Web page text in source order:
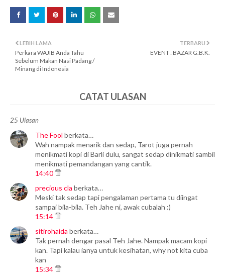
TERBARU
EVENT : BAZAR G.B.K.
LEBIH LAMA
Perkara WAJIB Anda Tahu
Sebelum Makan Nasi Padang /
Minang di Indonesia
CATAT ULASAN
25 Ulasan
The Fool berkata…
Wah nampak menarik dan sedap, Tarot juga pernah
menikmati kopi di Barli dulu, sangat sedap dinikmati sambil
menikmati pemandangan yang cantik.
14:40
precious cla berkata…
Meski tak sedap tapi pengalaman pertama tu diingat
sampai bila-bila. Teh Jahe ni, awak cubalah :)
15:14
sitirohaida berkata…
Tak pernah dengar pasal Teh Jahe. Nampak macam kopi
kan. Tapi kalau ianya untuk kesihatan, why not kita cuba
kan
15:34